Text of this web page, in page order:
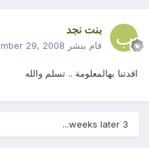
بنت نجد
قام بنشر 29, 2008
افدتنا بهالمعلومة .. تسلم والله
3 weeks later...